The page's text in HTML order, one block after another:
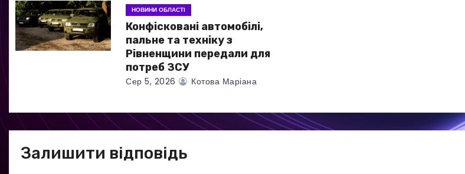
с
і
в
НОВИНИ ОБЛАСТІ
Конфісковані автомобілі,
пальне та техніку з
Рівненщини передали для
потреб ЗСУ
Сер 5, 2026 Котова Маріана
Залишити відповідь